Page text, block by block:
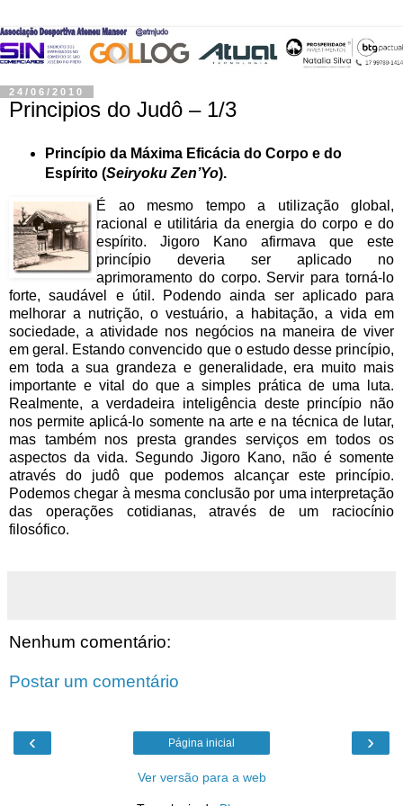
24/06/2010
Principios do Judô – 1/3
Princípio da Máxima Eficácia do Corpo e do
Espírito (Seiryoku Zen’Yo).
É ao mesmo tempo a utilização global,
racional e utilitária da energia do corpo e do
espírito. Jigoro Kano afirmava que este
princípio deveria ser aplicado no
aprimoramento do corpo. Servir para torná-lo
forte, saudável e útil. Podendo ainda ser aplicado para
melhorar a nutrição, o vestuário, a habitação, a vida em
sociedade, a atividade nos negócios na maneira de viver
em geral. Estando convencido que o estudo desse princípio,
em toda a sua grandeza e generalidade, era muito mais
importante e vital do que a simples prática de uma luta.
Realmente, a verdadeira inteligência deste princípio não
nos permite aplicá-lo somente na arte e na técnica de lutar,
mas também nos presta grandes serviços em todos os
aspectos da vida. Segundo Jigoro Kano, não é somente
através do judô que podemos alcançar este princípio.
Podemos chegar à mesma conclusão por uma interpretação
das operações cotidianas, através de um raciocínio
filosófico.
Nenhum comentário:
Postar um comentário
‹ ›
Página inicial
Ver versão para a web